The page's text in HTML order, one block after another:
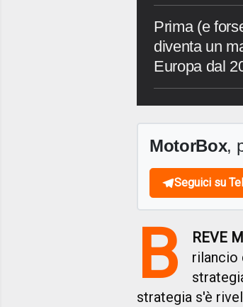
Prima (e
diventa un
Europa dal
MotorBox,
Seguici su
B REVE
rilancio
strategia s'è